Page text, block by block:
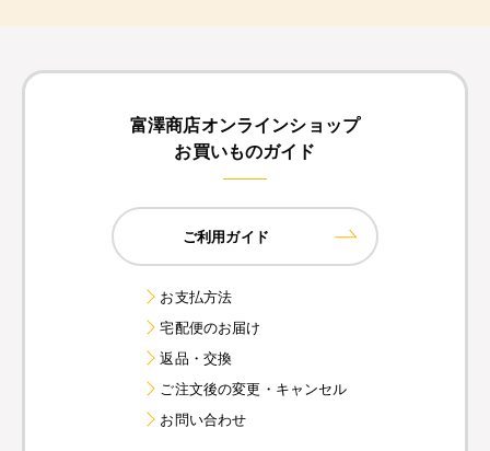
富澤商店オンラインショップ
お買いものガイド
ご利用ガイド
お支払方法
宅配便のお届け
返品・交換
ご注文後の変更・キャンセル
お問い合わせ